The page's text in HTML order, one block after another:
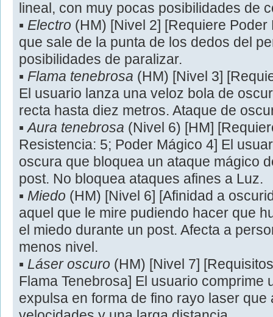
lineal, con muy pocas posibilidades de
▪ Electro (HM) [Nivel 2] [Requiere
que sale de la punta de los dedos del
posibilidades de paralizar.
▪ Flama tenebrosa (HM) [Nivel 3]
El usuario lanza una veloz bola de
recta hasta diez metros. Ataque de
▪Aura tenebrosa (Nivel 6) [HM]
Resistencia: 5; Poder Mágico 4] El
oscura que bloquea un ataque mágico
post. No bloquea ataques afines a Luz.
▪ Miedo (HM) [Nivel 6] [Afinidad a
aquel que le mire pudiendo hacer que
el miedo durante un post. Afecta a
menos nivel.
▪ Láser oscuro (HM) [Nivel 7]
Flama Tenebrosa] El usuario comprime
expulsa en forma de fino rayo laser que